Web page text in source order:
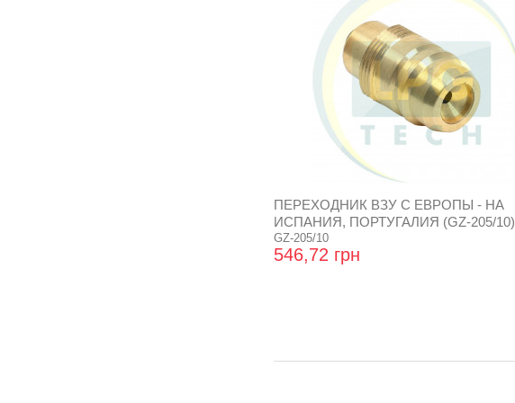
ПЕРЕХОДНИК ВЗУ С ЕВРОПЫ - НА
ИСПАНИЯ, ПОРТУГАЛИЯ (GZ-205/10)
GZ-205/10
546,72 грн